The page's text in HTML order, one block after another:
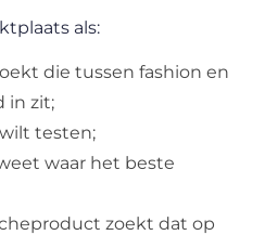
als:
die tussen fashion en
in zit;
testen;
waar het beste
zoekt dat op